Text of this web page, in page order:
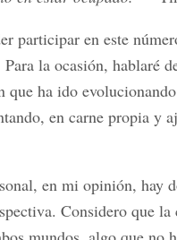
participar en este
la ocasión, hablaré
ha ido
en carne propia y
en mi opinión, hay
Considero que